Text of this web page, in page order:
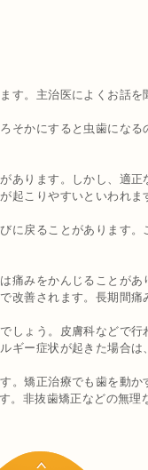
。主治医によくお話を
かにすると虫歯にな
ります。しかし、適
起こりやすいといわれま
に戻ることがあります
痛みをかんじることが
善されます。長期間痛
しょう。皮膚科などで
ー症状が起きた場合は
。矯正治療でも歯を動
非抜歯矯正などの無理